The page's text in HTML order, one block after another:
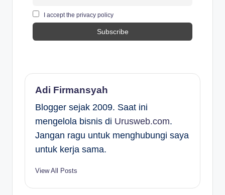
I accept the privacy policy
Adi Firmansyah
Blogger sejak 2009. Saat ini
mengelola bisnis di Urusweb.com.
Jangan ragu untuk menghubungi saya
untuk kerja sama.
View All Posts